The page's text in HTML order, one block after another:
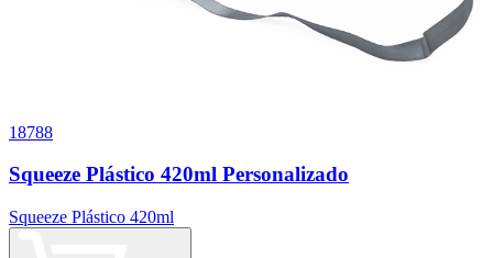
18788
Squeeze Plástico 420ml Personalizado
Squeeze Plástico 420ml